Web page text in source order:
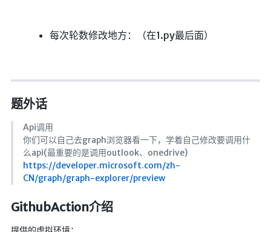
每次轮数修改地方：（在1.py最后面）
题外话
Api调用
你们可以自己去graph浏览器看一下，学着自己修改要调用什
么api(最重要的是调用outlook、onedrive)
https://developer.microsoft.com/zh-
CN/graph/graph-explorer/preview
GithubAction介绍
⌛时光轴
音乐解析 半成品
低价开会员